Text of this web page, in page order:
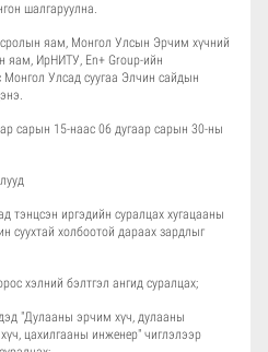
шалгаруулна.
яам, Монгол Улсын Эрчим хүчний
яам, ИрНИТУ, En+ Group-ийн
Монгол Улсад суугаа Элчин сайдын
сарын 15-наас 06 дугаар сарын 30-ны
тэнцсэн иргэдийн суралцах хугацааны
суухтай холбоотой дараах зардлыг
хэлний бэлтгэл ангид суралцах;
"Дулааны эрчим хүч, дулааны
цахилгааны инженер" чиглэлээр